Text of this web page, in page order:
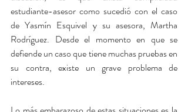
estudiante-asesor como sucedió con el caso
de Yasmín Esquivel y su asesora, Martha
Rodríguez. Desde el momento en que se
defiende un caso que tiene muchas pruebas en
su contra, existe un grave problema de
intereses.